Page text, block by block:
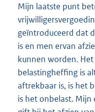
Mijn laatste punt
geïntroduceerd dat
is en men ervan
kunnen worden.
belastingheffing is
aftrekbaar is, is het
is het onbelast. Mijn